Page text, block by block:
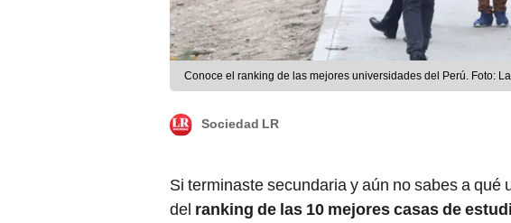
Conoce el ranking de las mejores universidades del Perú. Foto:
Sociedad LR
Si terminaste secundaria y aún no sabes a
del ranking de las 10 mejores casas de